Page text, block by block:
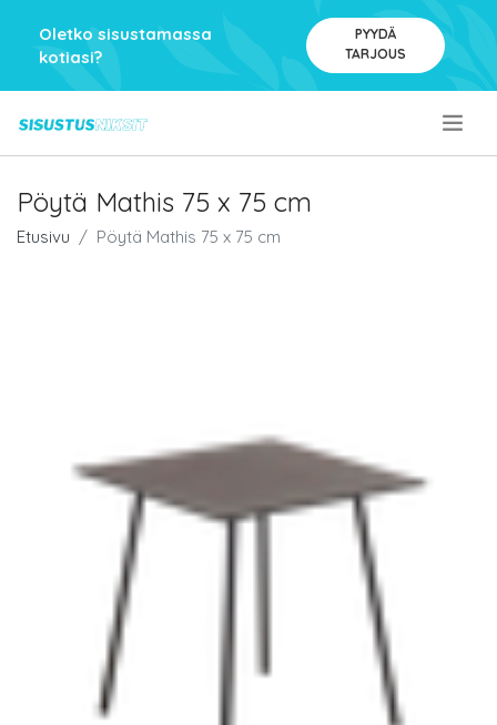
Oletko sisustamassa
kotiasi?
PYYDÄ
TARJOUS
Pöytä Mathis 75 x 75 cm
Etusivu Pöytä Mathis 75 x 75 cm